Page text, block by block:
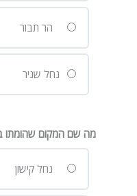
הר תבור
נחל שניר
מה שם המקום שהומתו
נחל קישון